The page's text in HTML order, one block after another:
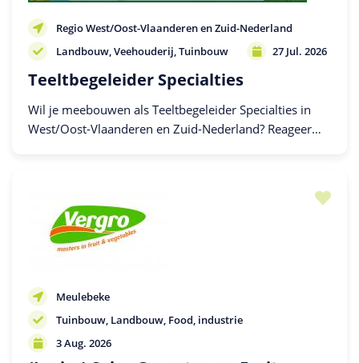
Regio West/Oost-Vlaanderen en Zuid-Nederland
Landbouw Veehouderij Tuinbouw 27 Jul. 2026
Teeltbegeleider Specialties
Wil je meebouwen als Teeltbegeleider Specialties in
West/Oost-Vlaanderen en Zuid-Nederland? Reageer
Meulebeke
Tuinbouw Landbouw Food, industrie
3 Aug. 2026